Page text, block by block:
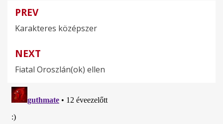
Bejegyzés
navigáció
PREV
Karakteres középszer
NEXT
Fiatal Oroszlán(ok) ellen